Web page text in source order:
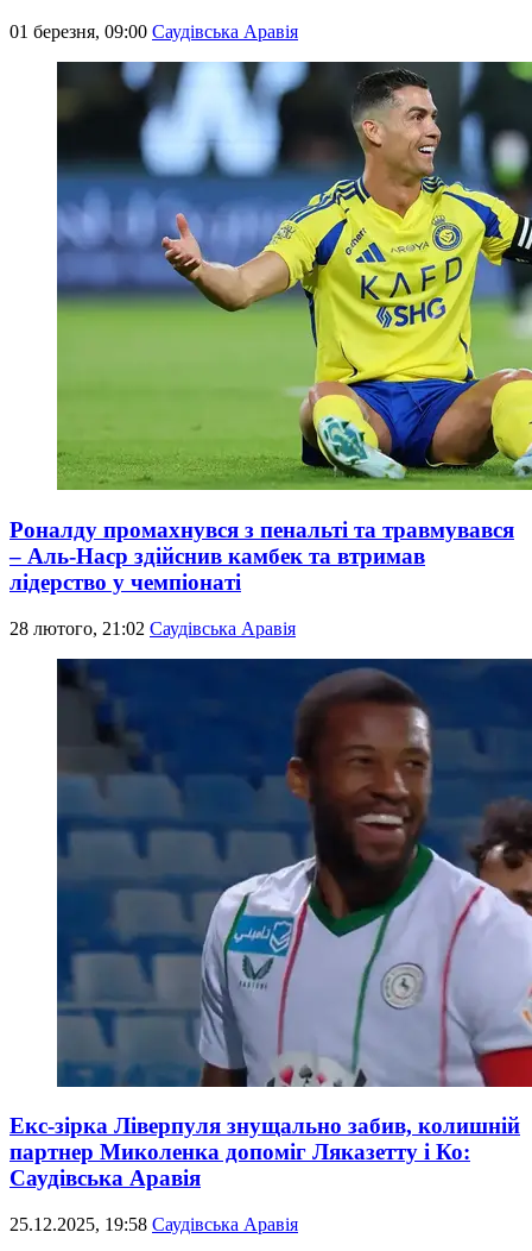
01 березня, 09:00 Саудівська Аравія
Роналду промахнувся з пенальті та травмувався
– Аль-Наср здійснив камбек та втримав
лідерство у чемпіонаті
28 лютого, 21:02 Саудівська Аравія
Екс-зірка Ліверпуля знущально забив, колишній
партнер Миколенка допоміг Ляказетту і Ко:
Саудівська Аравія
25.12.2025, 19:58 Саудівська Аравія